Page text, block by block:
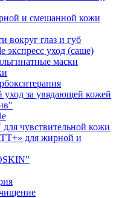
и смешанной кожи
вокруг глаз и губ
экспресс уход (саше)
маски
за увядающей кожей
чувствительной кожи
для жирной и